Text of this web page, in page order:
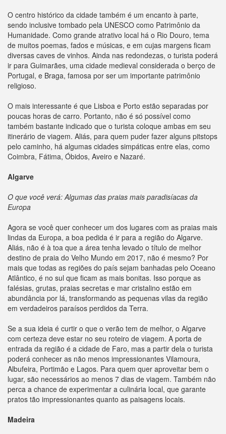
O centro histórico da cidade também é um encanto à parte,
sendo inclusive tombado pela UNESCO como Patrimônio da
Humanidade. Como grande atrativo local há o Rio Douro, tema
de muitos poemas, fados e músicas, e em cujas margens ficam
diversas caves de vinhos. Ainda nas redondezas, o turista poderá
ir para Guimarães, uma cidade medieval considerada o berço de
Portugal, e Braga, famosa por ser um importante patrimônio
religioso.
O mais interessante é que Lisboa e Porto estão separadas por
poucas horas de carro. Portanto, não é só possível como
também bastante indicado que o turista coloque ambas em seu
itinerário de viagem. Aliás, para quem puder fazer alguns pitstops
pelo caminho, há algumas cidades simpáticas entre elas, como
Coimbra, Fátima, Óbidos, Aveiro e Nazaré.
Algarve
O que você verá: Algumas das praias mais paradisíacas da
Europa
Agora se você quer conhecer um dos lugares com as praias mais
lindas da Europa, a boa pedida é ir para a região do Algarve.
Aliás, não é à toa que a área tenha levado o título de melhor
destino de praia do Velho Mundo em 2017, não é mesmo? Por
mais que todas as regiões do país sejam banhadas pelo Oceano
Atlântico, é no sul que ficam as mais bonitas. Isso porque as
falésias, grutas, praias secretas e mar cristalino estão em
abundância por lá, transformando as pequenas vilas da região
em verdadeiros paraísos perdidos da Terra.
Se a sua ideia é curtir o que o verão tem de melhor, o Algarve
com certeza deve estar no seu roteiro de viagem. A porta de
entrada da região é a cidade de Faro, mas a partir dela o turista
poderá conhecer as não menos impressionantes Vilamoura,
Albufeira, Portimão e Lagos. Para quem quer aproveitar bem o
lugar, são necessários ao menos 7 dias de viagem. Também não
perca a chance de experimentar a culinária local, que garante
pratos tão impressionantes quanto as paisagens locais.
Madeira